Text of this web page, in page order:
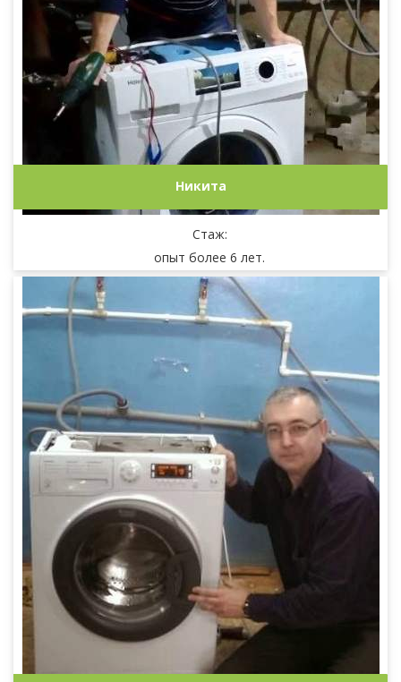
Никита
Стаж:
опыт более 6 лет.